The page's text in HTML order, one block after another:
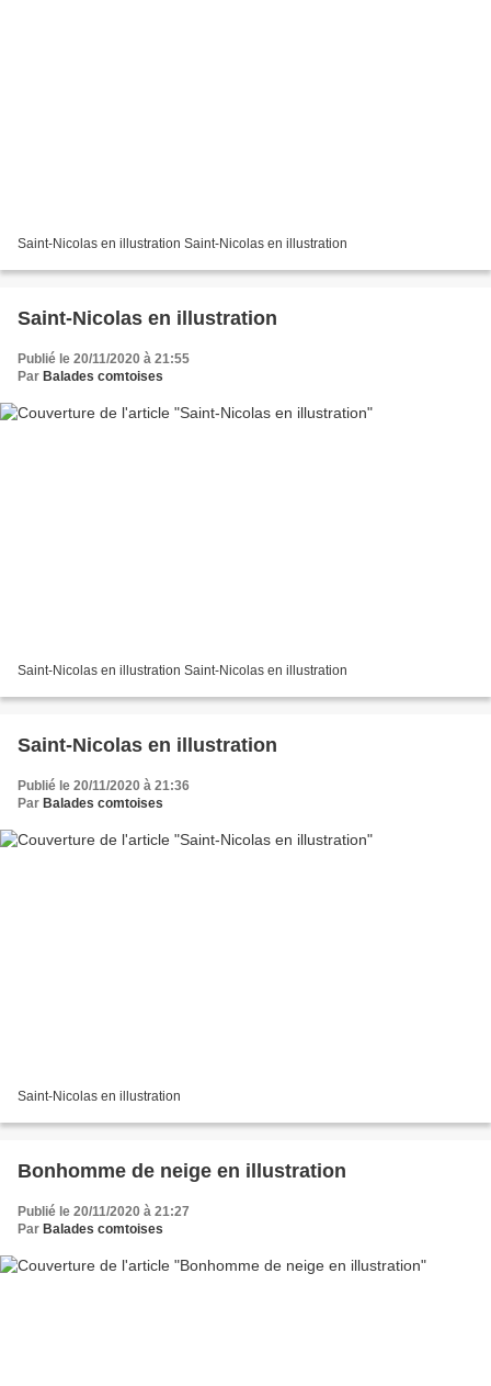
Saint-Nicolas en illustration Saint-Nicolas en illustration
Saint-Nicolas en illustration
Publié le 20/11/2020 à 21:55
Par Balades comtoises
Saint-Nicolas en illustration Saint-Nicolas en illustration
Saint-Nicolas en illustration
Publié le 20/11/2020 à 21:36
Par Balades comtoises
Saint-Nicolas en illustration
Bonhomme de neige en illustration
Publié le 20/11/2020 à 21:27
Par Balades comtoises